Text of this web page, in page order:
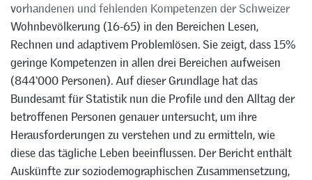
vorhandenen und fehlenden Kompetenzen der Schweizer
Wohnbevölkerung (16-65) in den Bereichen Lesen,
Rechnen und adaptivem Problemlösen. Sie zeigt, dass 15%
geringe Kompetenzen in allen drei Bereichen aufweisen
(844‘000 Personen). Auf dieser Grundlage hat das
Bundesamt für Statistik nun die Profile und den Alltag der
betroffenen Personen genauer untersucht, um ihre
Herausforderungen zu verstehen und zu ermitteln, wie
diese das tägliche Leben beeinflussen. Der Bericht enthält
Auskünfte zur soziodemographischen Zusammensetzung,